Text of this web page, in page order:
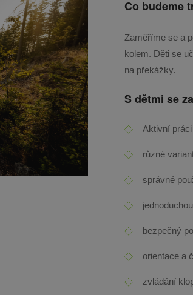
Co budeme
Zaměříme se a
kolem. Děti se
na překážky.
S dětmi se
Aktivní
různé
správné
bezpečný
orientace a
zvládání